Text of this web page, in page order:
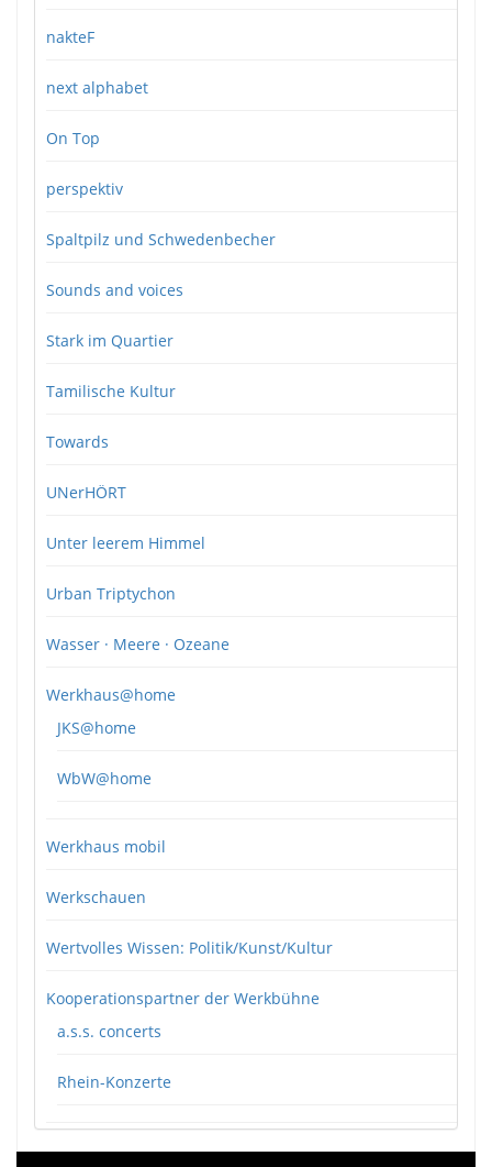
nakteF
next alphabet
On Top
perspektiv
Spaltpilz und Schwedenbecher
Sounds and voices
Stark im Quartier
Tamilische Kultur
Towards
UNerHÖRT
Unter leerem Himmel
Urban Triptychon
Wasser · Meere · Ozeane
Werkhaus@home
JKS@home
WbW@home
Werkhaus mobil
Werkschauen
Wertvolles Wissen: Politik/Kunst/Kultur
Kooperationspartner der Werkbühne
a.s.s. concerts
Rhein-Konzerte